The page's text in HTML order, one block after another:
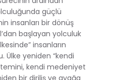
güçlü
insanları bir dönüş
başlayan yolculuk
insanların
Ülke yeniden “kendi
kendi medeniyet
bir diriliş ve ayağa